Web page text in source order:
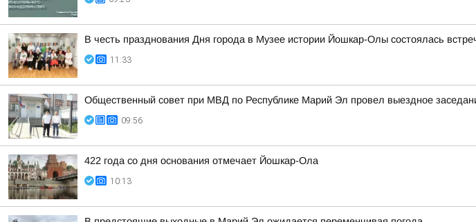
В честь празднования Дня города в Музее истории Йошкар-Олы состоялась
11:33
Общественный совет при МВД по Республике Марий Эл провел выездное
09:56
422 года со дня основания отмечает Йошкар-Ола
10:13